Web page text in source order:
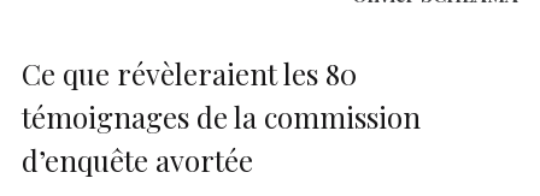
Ce que révèleraient les 80
témoignages de la commission
d’enquête avortée